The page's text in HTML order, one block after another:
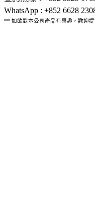
WhatsApp : +852 6628
** 如欲對本公司產品有興趣，歡迎